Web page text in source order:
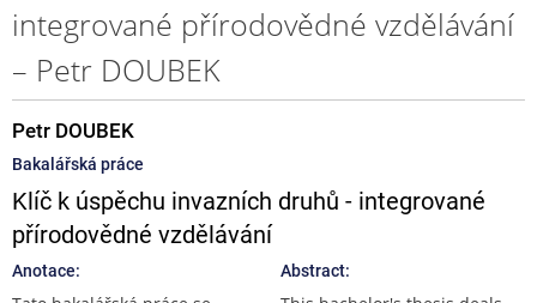
integrované přírodovědné vzdělávání
– Petr DOUBEK
Petr DOUBEK
Bakalářská práce
Klíč k úspěchu invazních druhů - integrované
přírodovědné vzdělávání
Anotace: Abstract: